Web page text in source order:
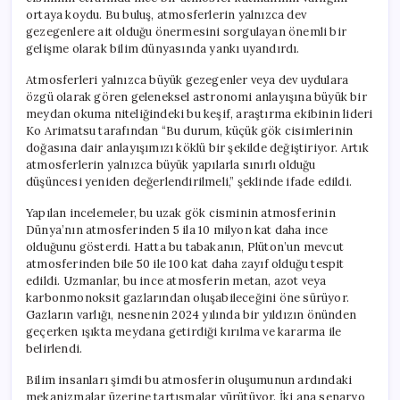
ortaya koydu. Bu buluş, atmosferlerin yalnızca dev
gezegenlere ait olduğu önermesini sorgulayan önemli bir
gelişme olarak bilim dünyasında yankı uyandırdı.
Atmosferleri yalnızca büyük gezegenler veya dev uydulara
özgü olarak gören geleneksel astronomi anlayışına büyük bir
meydan okuma niteliğindeki bu keşif, araştırma ekibinin lideri
Ko Arimatsu tarafından “Bu durum, küçük gök cisimlerinin
doğasına dair anlayışımızı köklü bir şekilde değiştiriyor. Artık
atmosferlerin yalnızca büyük yapılarla sınırlı olduğu
düşüncesi yeniden değerlendirilmeli,” şeklinde ifade edildi.
Yapılan incelemeler, bu uzak gök cisminin atmosferinin
Dünya’nın atmosferinden 5 ila 10 milyon kat daha ince
olduğunu gösterdi. Hatta bu tabakanın, Plüton’un mevcut
atmosferinden bile 50 ile 100 kat daha zayıf olduğu tespit
edildi. Uzmanlar, bu ince atmosferin metan, azot veya
karbonmonoksit gazlarından oluşabileceğini öne sürüyor.
Gazların varlığı, nesnenin 2024 yılında bir yıldızın önünden
geçerken ışıkta meydana getirdiği kırılma ve kararma ile
belirlendi.
Bilim insanları şimdi bu atmosferin oluşumunun ardındaki
mekanizmalar üzerine tartışmalar yürütüyor. İki ana senaryo